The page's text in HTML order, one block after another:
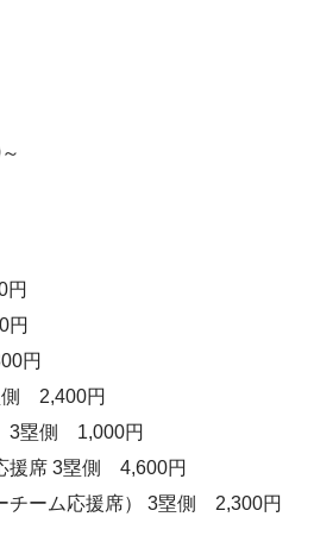
円
円
円
側 2,400円
3塁側 1,000円
援席 3塁側 4,600円
チーム応援席） 3塁側 2,300円